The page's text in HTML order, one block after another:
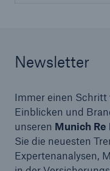
Newsletter
Immer einen Schritt
Einblicken und
unseren Munich
Sie die neuesten
Expertenanalysen,